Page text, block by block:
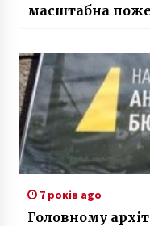
масштабна
7 років ago
Головному